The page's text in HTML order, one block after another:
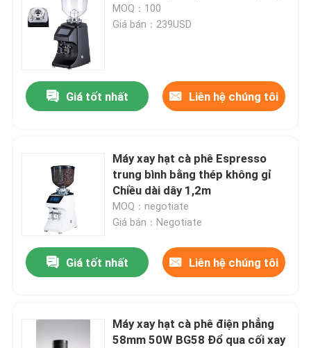
MOQ：100
Giá bán：239USD
Giá tốt nhất Liên hệ chúng tôi
Máy xay hạt cà phê Espresso
trung bình bằng thép không gỉ
Chiều dài dây 1,2m
MOQ：negotiate
Giá bán：Negotiate
Giá tốt nhất Liên hệ chúng tôi
Máy xay hạt cà phê điện phẳng
58mm 50W BG58 Đổ qua cối xay